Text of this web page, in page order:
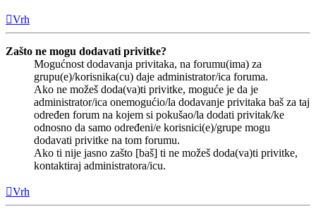
Vrh
Zašto ne mogu dodavati privitke?
Mogućnost dodavanja privitaka, na forumu(ima) za
grupu(e)/korisnika(cu) daje administrator/ica foruma.
Ako ne možeš doda(va)ti privitke, moguće je da je
administrator/ica onemogućio/la dodavanje privitaka baš za taj
određen forum na kojem si pokušao/la dodati privitak/ke
odnosno da samo određeni/e korisnici(e)/grupe mogu
dodavati privitke na tom forumu.
Ako ti nije jasno zašto [baš] ti ne možeš doda(va)ti privitke,
kontaktiraj administratora/icu.
Vrh